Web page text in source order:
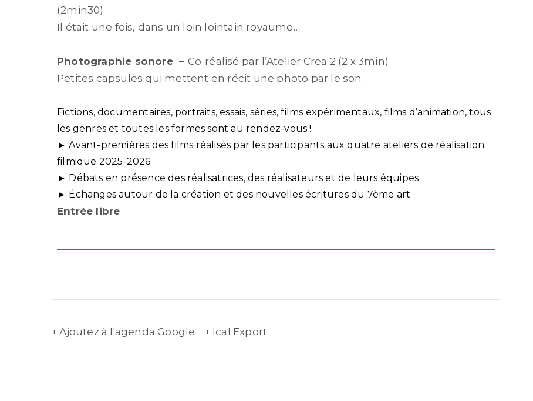
(2min30)
Il était une fois, dans un loin lointain royaume…
Photographie sonore – Co-réalisé par l’Atelier Crea 2 (2 x 3min)
Petites capsules qui mettent en récit une photo par le son.
Fictions, documentaires, portraits, essais, séries, films expérimentaux, films d’animation, tous
les genreset toutes les formes sont au rendez-vous !
► Avant-premières des films réalisés par les participants aux quatre ateliers de réalisation
filmique 2025-2026
► Débats en présence des réalisatrices, des réalisateurs et de leurs équipes
► Échanges autour de la création et des nouvelles écritures du 7ème art
Entrée libre
+ Ajoutez à l'agenda Google + Ical Export